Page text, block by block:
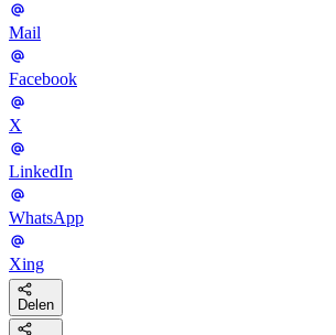
Mail
Facebook
X
LinkedIn
WhatsApp
Xing
Delen